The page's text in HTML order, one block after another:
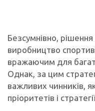
Безсумнівно,
виробництво
вражаючим для
Однак, за цим
важливих чинників,
пріоритетів і